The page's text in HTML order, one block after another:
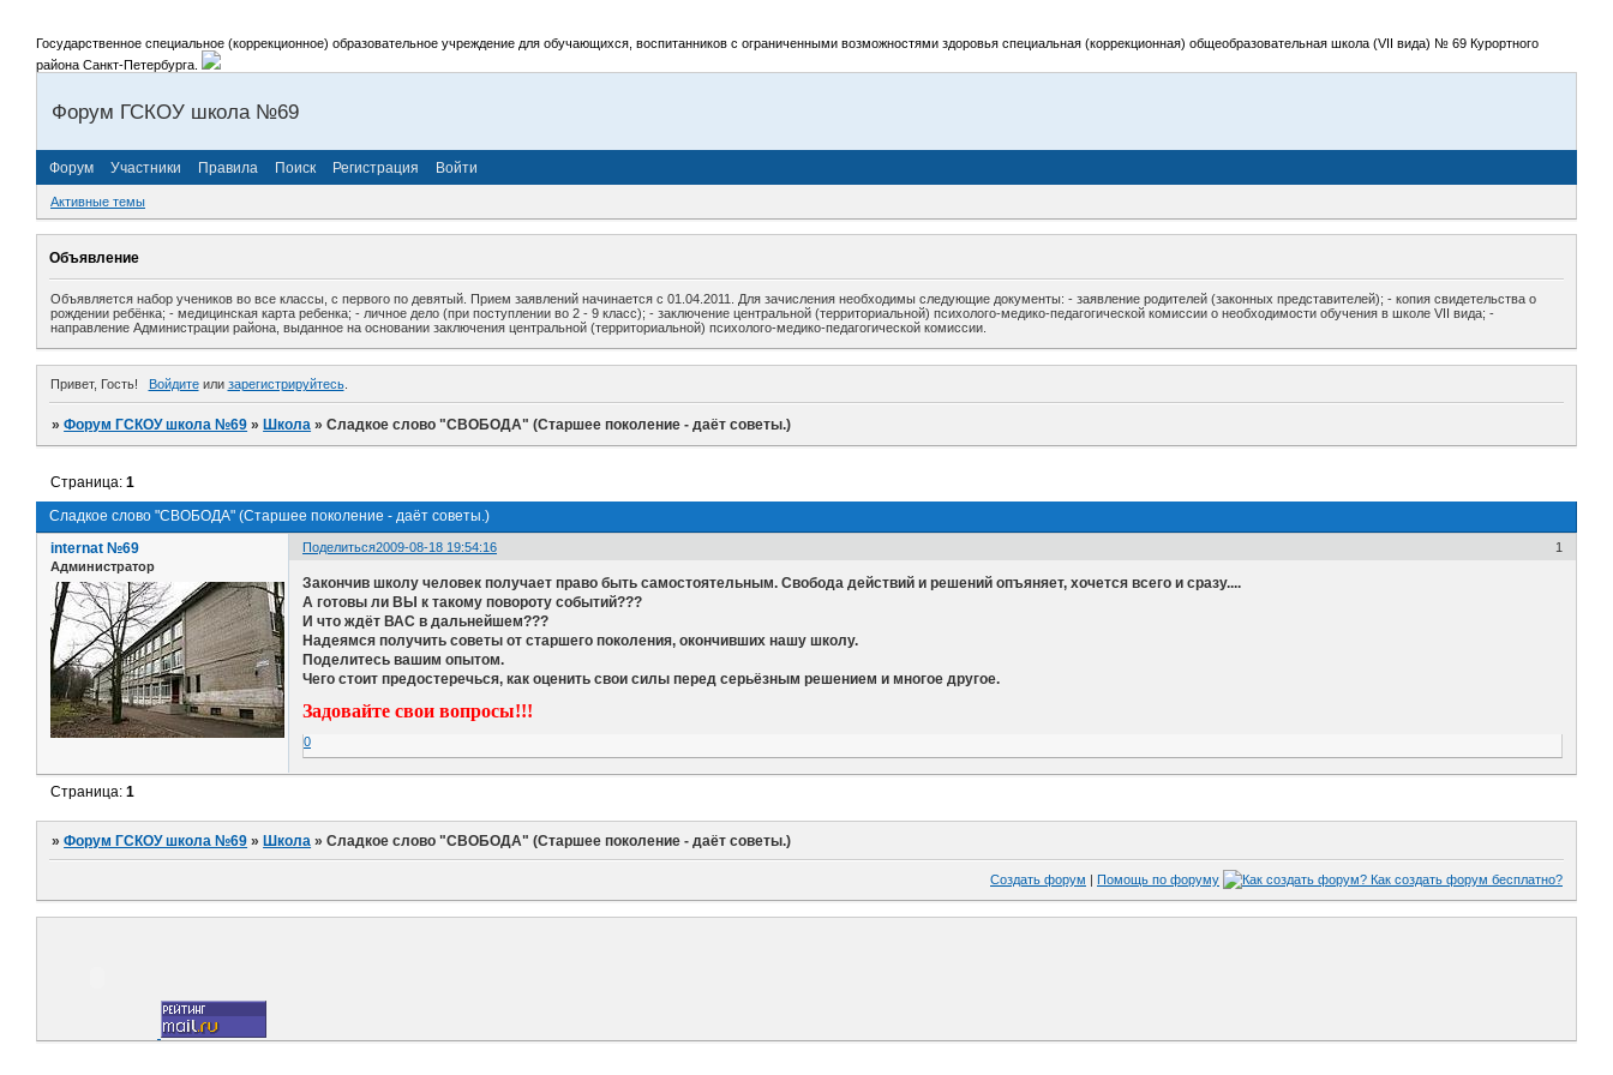
Государственное специальное (коррекционное) образовательное учреждение для обучающихся, воспитанников с ограниченными возможностями здоровья специальная (коррекционная) общеобразовательная школа (VII вида) № 69 Курортного
района Санкт-Петербурга.
Форум ГСКОУ школа №69
Форум Участники Правила Поиск Регистрация Войти
Активные темы
Объявление
Объявляется набор учеников во все классы, с первого по девятый. Прием заявлений начинается с 01.04.2011. Для зачисления необходимы следующие документы: - заявление родителей (законных представителей); - копия свидетельства о
рождении ребёнка; - медицинская карта ребенка; - личное дело (при поступлении во 2 - 9 класс); - заключение центральной (территориальной) психолого-медико-педагогической комиссии о необходимости обучения в школе VII вида; -
направление Администрации района, выданное на основании заключения центральной (территориальной) психолого-медико-педагогической комиссии.
Привет, Гость! Войдитеили зарегистрируйтесь.
»Форум ГСКОУ школа №69 » Школа »Сладкое слово "СВОБОДА" (Старшее поколение - даёт советы.)
Сладкое слово "СВОБОДА" (Старшее поколение - даёт советы.)
Страница:1
Поделиться 1
2009-08-18 19:54:16
internat №69
Администратор
Закончив школу человек получает право быть самостоятельным. Свобода действий и решений опъяняет, хочется всего и сразу....
А готовы ли ВЫ к такому повороту событий???
И что ждёт ВАС в дальнейшем???
Надеямся получить советы от старшего поколения, окончивших нашу школу.
Поделитесь вашим опытом.
Чего стоит предостеречься, как оценить свои силы перед серьёзным решением и многое другое.
Задовайте свои вопросы!!!
0
Страница:1
»Форум ГСКОУ школа №69 » Школа »Сладкое слово "СВОБОДА" (Старшее поколение - даёт советы.)
Создать форум | Помощь по форуму